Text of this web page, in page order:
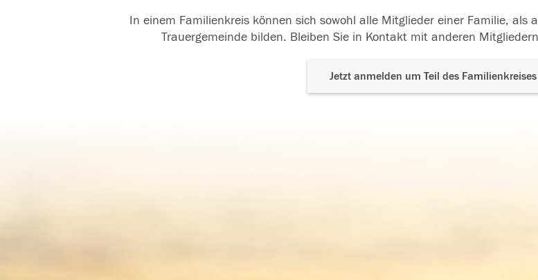
In einem Familienkreis können sich sowohl alle Mitglieder einer Familie, als
Trauergemeinde bilden. Bleiben Sie in Kontakt mit anderen
Jetzt anmelden um Teil des